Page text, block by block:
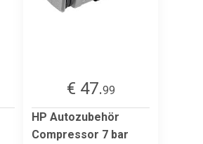
€ 47.99
HP Autozubehör
Compressor 7 bar